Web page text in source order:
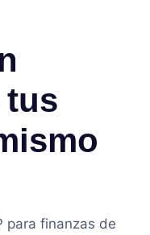
tus
para finanzas de